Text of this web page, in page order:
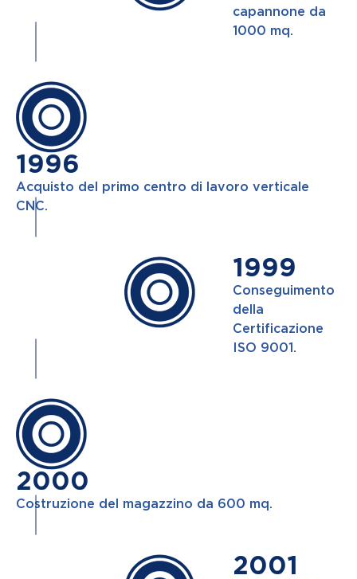
capannone da
1000 mq.
1996
Acquisto del primo centro di lavoro verticale
CNC.
1999
Conseguimento
della
Certificazione
ISO 9001.
2000
Costruzione del magazzino da 600 mq.
2001